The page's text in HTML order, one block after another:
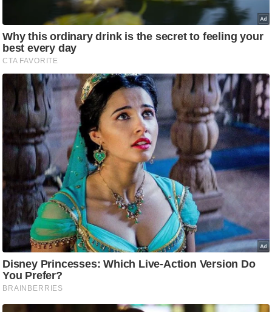
फै
श
न
घ
रे
लू
नु
स्खे
प
ट
न
स्थ
ल
ट
ने
स